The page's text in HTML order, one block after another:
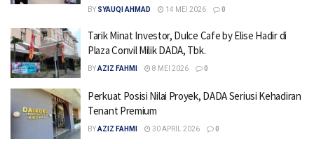
BY SYAUQI AHMAD 14 MEI 2026 0
Tarik Minat Investor, Dulce Cafe by Elise Hadir di
Plaza Convil Milik DADA, Tbk.
BYAZIZ FAHMI 8 MEI 2026 0
Perkuat Posisi Nilai Proyek, DADA Seriusi Kehadiran
Tenant Premium
BYAZIZ FAHMI 30 APRIL 2026 0